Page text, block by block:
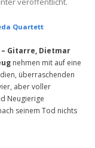
Quartett
– Gitarre, Dietmar
nehmen mit auf eine
überraschenden
aber voller
Neugierige
seinem Tod nichts